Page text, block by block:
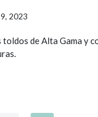
2023
de Alta Gama y